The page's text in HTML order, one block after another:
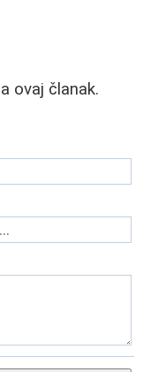
ovaj članak.